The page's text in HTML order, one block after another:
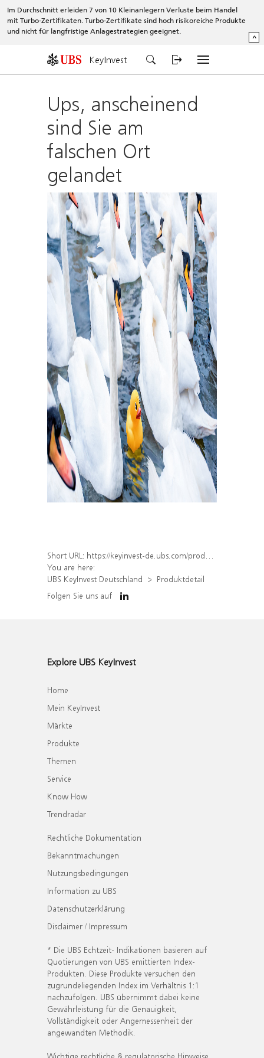
Im Durchschnitt erleiden 7 von 10 Kleinanlegern Verluste beim Handel
mit Turbo-Zertifikaten. Turbo-Zertifikate sind hoch risikoreiche Produkte
und nicht für langfristige Anlagestrategien geeignet.
^
KeyInvest
Ups, anscheinend
sind Sie am
falschen Ort
gelandet
Short URL: https://keyinvest-de.ubs.com/produkt/detail/index/isin/DE000WA5Z0L1
You are here:
UBS KeyInvest Deutschland
Produktdetail
Folgen Sie uns auf
Explore UBS KeyInvest
Home
Mein KeyInvest
Märkte
Produkte
Themen
Service
Know How
Trendradar
Rechtliche Dokumentation
Bekanntmachungen
Nutzungsbedingungen
Information zu UBS
Datenschutzerklärung
Disclaimer / Impressum
* Die UBS Echtzeit- Indikationen basieren auf
Quotierungen von UBS emittierten Index-
Produkten. Diese Produkte versuchen den
zugrundeliegenden Index im Verhältnis 1:1
nachzufolgen. UBS übernimmt dabei keine
Gewährleistung für die Genauigkeit,
Vollständigkeit oder Angemessenheit der
angewandten Methodik.